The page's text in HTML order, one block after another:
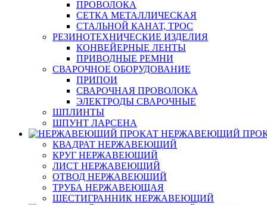
ПРОВОЛОКА
СЕТКА МЕТАЛЛИЧЕСКАЯ
СТАЛЬНОЙ КАНАТ, ТРОС
РЕЗИНОТЕХНИЧЕСКИЕ ИЗДЕЛИЯ
КОНВЕЙЕРНЫЕ ЛЕНТЫ
ПРИВОДНЫЕ РЕМНИ
СВАРОЧНОЕ ОБОРУДОВАНИЕ
ПРИПОИ
СВАРОЧНАЯ ПРОВОЛОКА
ЭЛЕКТРОДЫ СВАРОЧНЫЕ
ШПЛИНТЫ
ШПУНТ ЛАРСЕНА
НЕРЖАВЕЮЩИЙ
КВАДРАТ НЕРЖАВЕЮЩИЙ
КРУГ НЕРЖАВЕЮЩИЙ
ЛИСТ НЕРЖАВЕЮЩИЙ
ОТВОД НЕРЖАВЕЮЩИЙ
ТРУБА НЕРЖАВЕЮЩАЯ
ШЕСТИГРАННИК НЕРЖАВЕЮЩИЙ